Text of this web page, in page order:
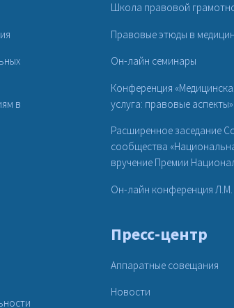
в
Школа правовой
Правовые этюды в
Он-лайн семинары
Конференция
услуга: правовые аспекты»
Расширенное заседание
сообщества
вручение Премии
Он-лайн конференция
Пресс-центр
Аппаратные совещания
Новости